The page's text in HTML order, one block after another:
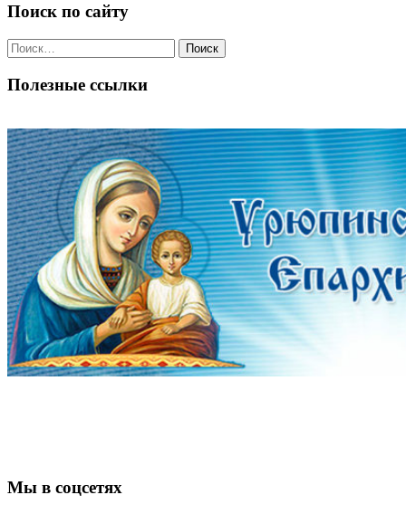
Поиск по сайту
Поиск
по:
Полезные ссылки
Мы в соцсетях